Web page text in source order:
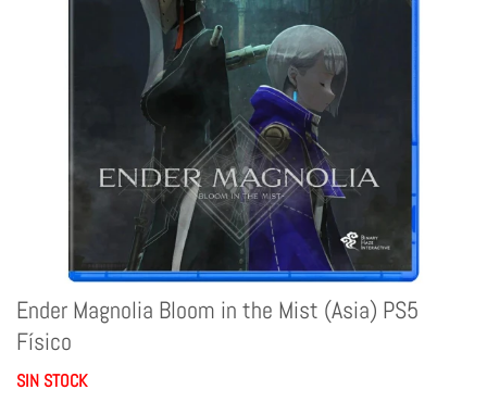
Ender Magnolia Bloom in the Mist (Asia) PS5
Físico
SIN STOCK